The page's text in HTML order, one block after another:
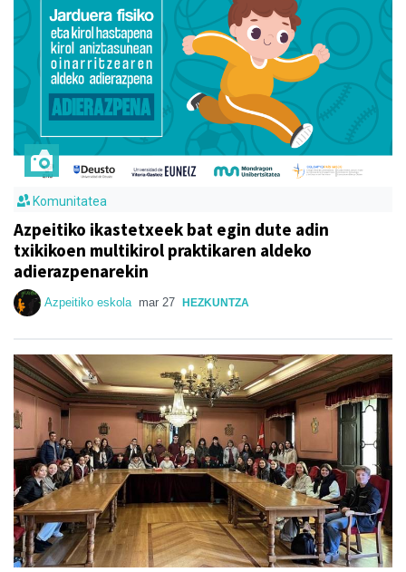
Komunitatea
Azpeitiko ikastetxeek bat egin dute adin
txikikoen multikirol praktikaren aldeko
adierazpenarekin
Azpeitiko eskola mar 27 HEZKUNTZA